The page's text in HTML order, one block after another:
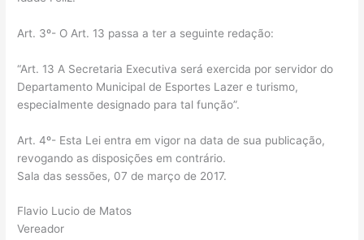
Art. 3º- O Art. 13 passa a ter a seguinte redação:
“Art. 13 A Secretaria Executiva será exercida por servidor do
Departamento Municipal de Esportes Lazer e turismo,
especialmente designado para tal função”.
Art. 4º- Esta Lei entra em vigor na data de sua publicação,
revogando as disposições em contrário.
Sala das sessões, 07 de março de 2017.
Flavio Lucio de Matos
Vereador